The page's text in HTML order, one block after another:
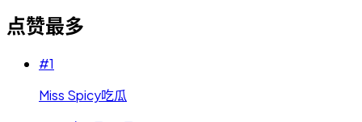
点赞最多
#1
Miss Spicy吃瓜